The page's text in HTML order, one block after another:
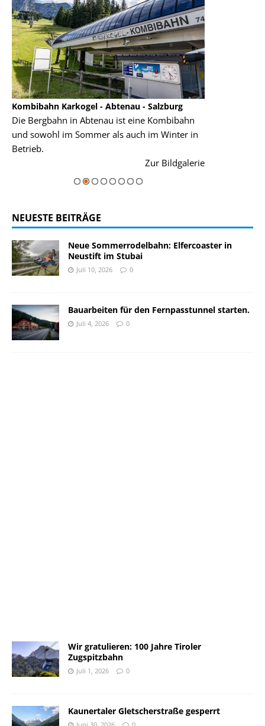
Kombibahn Karkogel - Abtenau - Salzburg
Die Bergbahn in Abtenau ist eine Kombibahn
und sowohl im Sommer als auch im Winter in
Betrieb.
Zur Bildgalerie
NEUESTE BEITRÄGE
Neue Sommerrodelbahn: Elfercoaster in
Neustift im Stubai
Juli 10, 2026 0
Bauarbeiten für den Fernpasstunnel starten.
Juli 4, 2026 0
Wir gratulieren: 100 Jahre Tiroler
Zugspitzbahn
Juli 1, 2026 0
Kaunertaler Gletscherstraße gesperrt